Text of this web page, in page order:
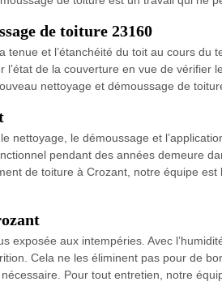
de toiture 23160
tenue et l’étanchéité du toit au cours
de la couverture en vue de
nettoyage et démoussage de
nettoyage, le démoussage et
pendant des années demeure
de toiture à Crozant, notre équipe
exposée aux intempéries. Avec
Cela ne les éliminent pas pour de
Pour tout entretien, notre